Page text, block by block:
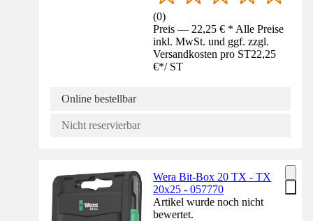
(0)
Preis — 22,25 € * Alle Preise
inkl. MwSt. und ggf. zzgl.
Versandkosten pro ST22,25
€*/ ST
Online bestellbar
Nicht reservierbar
Wera Bit-Box 20 TX - TX
20x25 - 057770
Artikel wurde noch nicht
bewertet.